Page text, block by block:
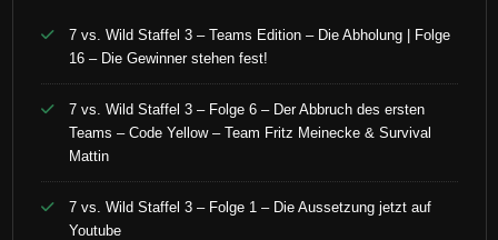
7 vs. Wild Staffel 3 – Teams Edition – Die Abholung | Folge
16 – Die Gewinner stehen fest!
7 vs. Wild Staffel 3 – Folge 6 – Der Abbruch des ersten
Teams – Code Yellow – Team Fritz Meinecke & Survival
Mattin
7 vs. Wild Staffel 3 – Folge 1 – Die Aussetzung jetzt auf
Youtube